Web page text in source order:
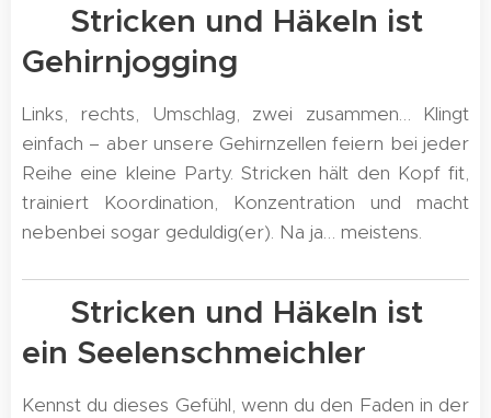
🧠 Stricken und Häkeln ist
Gehirnjogging
Links, rechts, Umschlag, zwei zusammen… Klingt
einfach – aber unsere Gehirnzellen feiern bei jeder
Reihe eine kleine Party. Stricken hält den Kopf fit,
trainiert Koordination, Konzentration und macht
nebenbei sogar geduldig(er). Na ja… meistens. 😉
❤️ Stricken und Häkeln ist
ein Seelenschmeichler
Kennst du dieses Gefühl, wenn du den Faden in der